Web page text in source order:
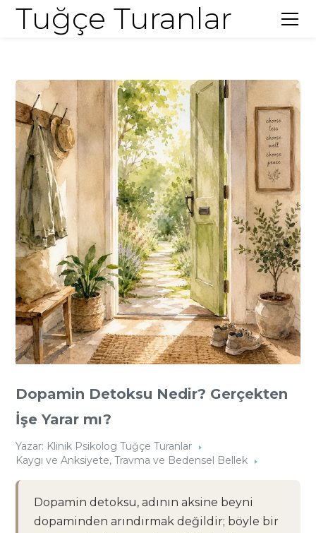
Tuğçe Turanlar
Dopamin Detoksu Nedir? Gerçekten
İşe Yarar mı?
Yazar: Klinik Psikolog Tuğçe Turanlar
Kaygı ve Anksiyete,Travma ve Bedensel Bellek
Dopamin detoksu, adının aksine beyni
dopaminden arındırmak değildir; böyle bir